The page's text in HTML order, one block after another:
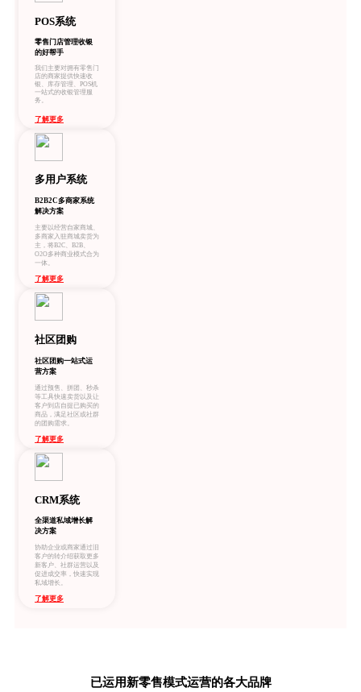
POS系统
零售门店管理收银
的好帮手
我们主要对拥有零售门
店的商家提供快速收
银、库存管理、POS机
一站式的收银管理服
务。
了解更多
多用户系统
B2B2C多商家系统
解决方案
主要以经营自家商城、
多商家入驻商城卖货为
主，将B2C、B2B、
O2O多种商业模式合为
一体。
了解更多
社区团购
社区团购一站式运
营方案
通过预售、拼团、秒杀
等工具快速卖货以及让
客户到店自提已购买的
商品，满足社区或社群
的团购需求。
了解更多
CRM系统
全渠道私域增长解
决方案
协助企业或商家通过旧
客户的转介绍获取更多
新客户、社群运营以及
促进成交率，快速实现
私域增长。
了解更多
已运用新零售模式运营的各大品牌